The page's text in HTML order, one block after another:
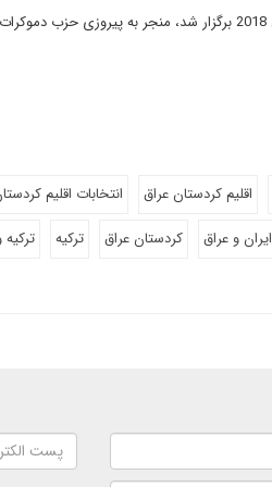
اقلیم کردستان عراق انتخابات اقلیم
ایران و عراق کردستان عراق ترکیه